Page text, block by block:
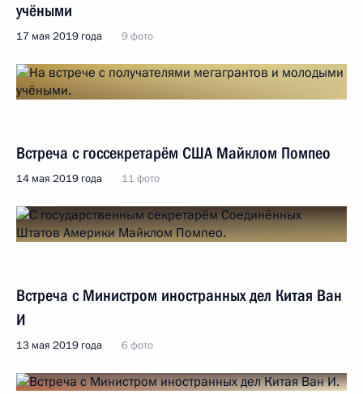
учёными
17 мая 2019 года 9 фото
Встреча с госсекретарём США Майклом Помпео
14 мая 2019 года 11 фото
Встреча с Министром иностранных дел Китая Ван
И
13 мая 2019 года 6 фото